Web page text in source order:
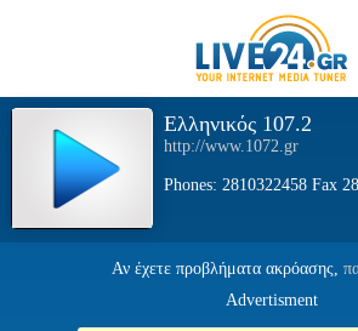
Ελληνικός 107.2
http://www.1072.gr
Phones: 2810322458 Fax
Αν έχετε προβλήματα ακρόασης,
Advertisment